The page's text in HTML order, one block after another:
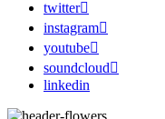
twitter
instagram
youtube
soundcloud
linkedin